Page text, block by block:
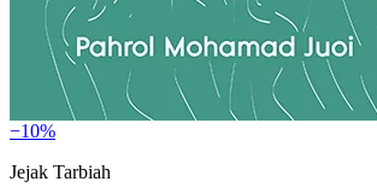
−10%
Jejak Tarbiah